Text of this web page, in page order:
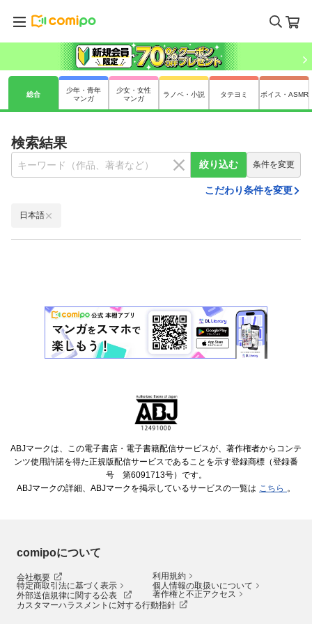
総合
少年・青年
マンガ
少女・女性
マンガ
ラノベ・小説 タテヨミ ボイス・ASMR
検索結果
絞り込む 条件を変更
こだわり条件を変更
日本語
ABJマークは、この電子書店・電子書籍配信サービスが、著作権者からコンテ
ンツ使用許諾を得た正規版配信サービスであることを示す登録商標（登録番
号 第6091713号）です。
ABJマークの詳細、ABJマークを掲示しているサービスの一覧は こちら 。
comipoについて
会社概要
利用規約
特定商取引法に基づく表示
個人情報の取扱いについて
外部送信規律に関する公表
著作権と不正アクセス
カスタマーハラスメントに対する行動指針